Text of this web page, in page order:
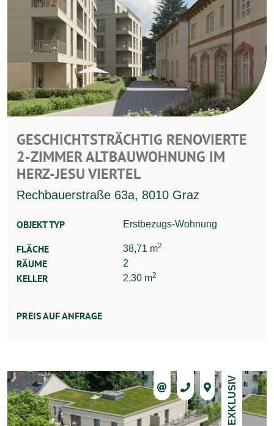
GESCHICHTSTRÄCHTIG RENOVIERTE
2-ZIMMER ALTBAUWOHNUNG IM
HERZ-JESU VIERTEL
Rechbauerstraße 63a, 8010 Graz
OBJEKT TYP Erstbezugs-Wohnung
FLÄCHE 38,71 m2
RÄUME 2
KELLER 2,30 m2
PREIS AUF ANFRAGE
EXKLUSIV